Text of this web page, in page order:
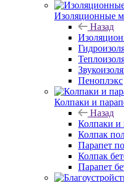
Изоляционные
Назад
Пеноплэкс
Колпаки и
Назад
Колпаки и
Колпак
Парапет
Колпак
Парапет